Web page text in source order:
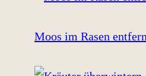
Moos im Rasen